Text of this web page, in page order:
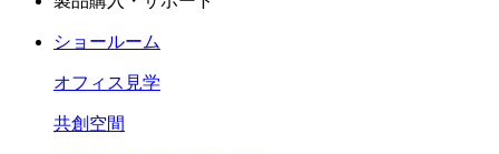
ショールーム
オフィス見学
共創空間